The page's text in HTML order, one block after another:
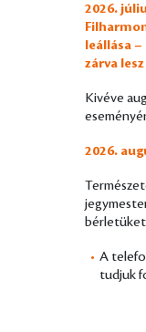
2026.
leállása
zárva lesz
Kivéve
2026.
A
tudjuk